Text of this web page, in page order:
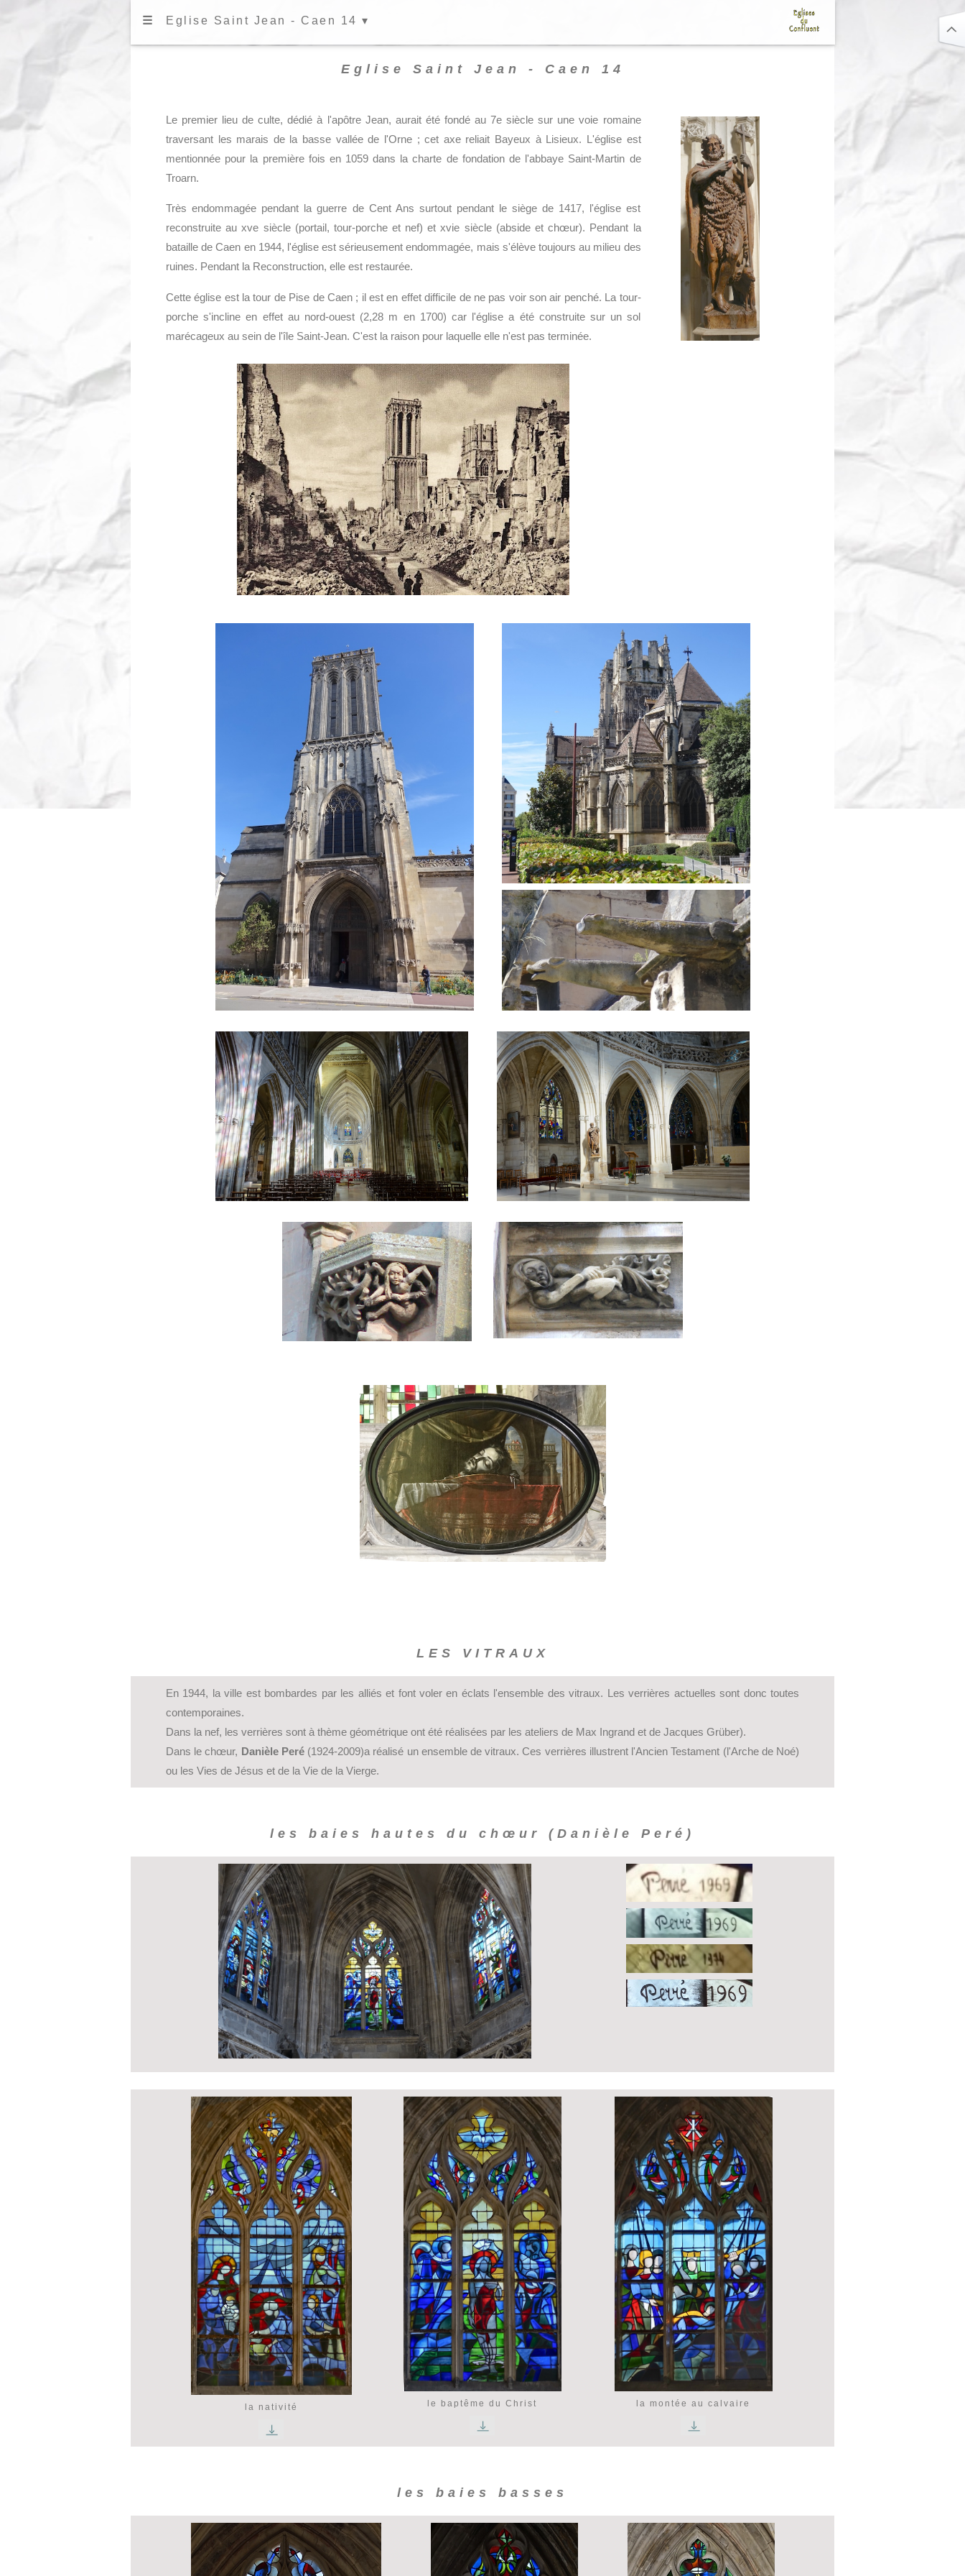
☰ Eglise Saint Jean - Caen 14 ▾
Eglise Saint Jean - Caen 14
Le premier lieu de culte, dédié à l'apôtre Jean, aurait été fondé au 7e siècle sur une voie romaine
traversant les marais de la basse vallée de l'Orne ; cet axe reliait Bayeux à Lisieux. L'église est
mentionnée pour la première fois en 1059 dans la charte de fondation de l'abbaye Saint-Martin de
Troarn.
Très endommagée pendant la guerre de Cent Ans surtout pendant le siège de 1417, l'église est
reconstruite au xve siècle (portail, tour-porche et nef) et xvie siècle (abside et chœur). Pendant la
bataille de Caen en 1944, l'église est sérieusement endommagée, mais s'élève toujours au milieu des
ruines. Pendant la Reconstruction, elle est restaurée.
Cette église est la tour de Pise de Caen ; il est en effet difficile de ne pas voir son air penché. La tour-
porche s'incline en effet au nord-ouest (2,28 m en 1700) car l'église a été construite sur un sol
marécageux au sein de l'île Saint-Jean. C'est la raison pour laquelle elle n'est pas terminée.
LES VITRAUX
En 1944, la ville est bombardes par les alliés et font voler en éclats l'ensemble des vitraux. Les verrières actuelles sont donc toutes
contemporaines.
Dans la nef, les verrières sont à thème géométrique ont été réalisées par les ateliers de Max Ingrand et de Jacques Grüber).
Dans le chœur, Danièle Peré(1924-2009)a réalisé un ensemble de vitraux. Ces verrières illustrent l'Ancien Testament (l'Arche de Noé)
ou les Vies de Jésus et de la Vie de la Vierge.
les baies hautes du chœur (Danièle Peré)
la nativité le baptême du Christ la montée au calvaire
les baies basses